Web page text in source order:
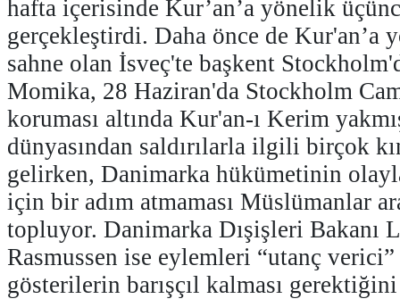
hafta içerisinde Kur’an’a yönelik
gerçekleştirdi. Daha önce de Kur'an’a
sahne olan İsveç'te başkent
Momika, 28 Haziran'da Stockholm
koruması altında Kur'an-ı Kerim
dünyasından saldırılarla ilgili birçok
gelirken, Danimarka hükümetinin
için bir adım atmaması Müslümanlar
topluyor. Danimarka Dışişleri Bakanı
Rasmussen ise eylemleri “utanç
gösterilerin barışçıl kalması